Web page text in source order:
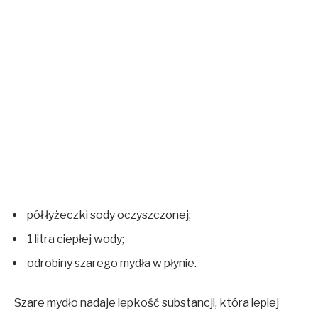
pół łyżeczki sody oczyszczonej;
1 litra ciepłej wody;
odrobiny szarego mydła w płynie.
Szare mydło nadaje lepkość substancji, która lepiej